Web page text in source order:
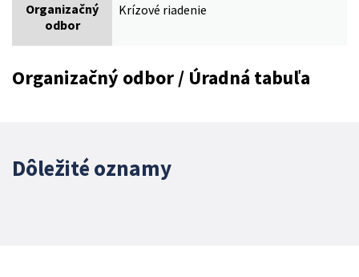
Organizačný
odbor
Krízové riadenie
Organizačný odbor / Úradná tabuľa
Dôležité oznamy